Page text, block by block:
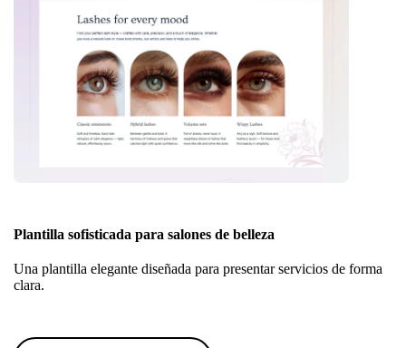
Plantilla sofisticada para salones de belleza
Una plantilla elegante diseñada para presentar servicios de forma
clara.